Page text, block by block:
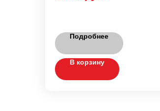
Подробнее
В корзину